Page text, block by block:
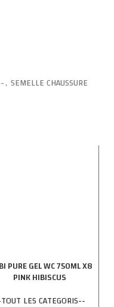
, SEMELLE CHAUSSURE
PURE GEL WC 750ML X8
PINK HIBISCUS
LES CATEGORIS--